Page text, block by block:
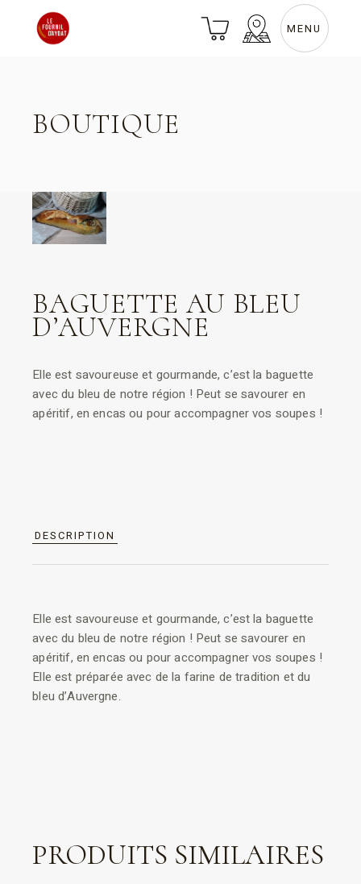
content
MENU
BOUTIQUE
BAGUETTE AU BLEU
D’AUVERGNE
Elle est savoureuse et gourmande, c’est la baguette
avec du bleu de notre région ! Peut se savourer en
apéritif, en encas ou pour accompagner vos soupes !
DESCRIPTION
Elle est savoureuse et gourmande, c’est la baguette
avec du bleu de notre région ! Peut se savourer en
apéritif, en encas ou pour accompagner vos soupes !
Elle est préparée avec de la farine de tradition et du
bleu d’Auvergne.
PRODUITS SIMILAIRES